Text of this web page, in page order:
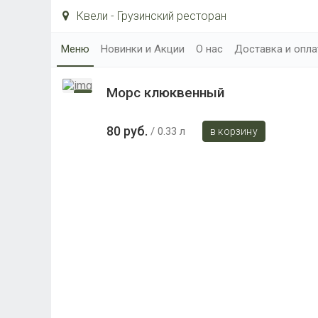
Квели - Грузинский ресторан
Меню Новинки и Акции О нас Доставка и
Морс клюквенный
80 руб. 0.33 л в корзину